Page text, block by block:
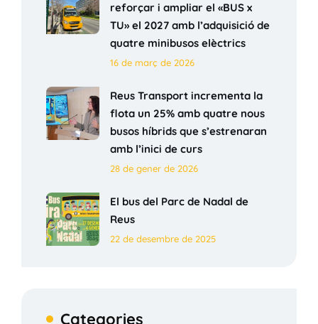
reforçar i ampliar el «BUS x
TU» el 2027 amb l’adquisició de
quatre minibusos elèctrics
16 de març de 2026
Reus Transport incrementa la
flota un 25% amb quatre nous
busos híbrids que s’estrenaran
amb l’inici de curs
28 de gener de 2026
El bus del Parc de Nadal de
Reus
22 de desembre de 2025
Categories